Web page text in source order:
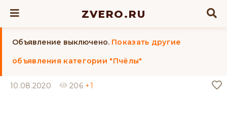
ZVERO.RU
Объявление выключено. Показать другие
объявления категории "Пчёлы"
10.08.2020 206 +1